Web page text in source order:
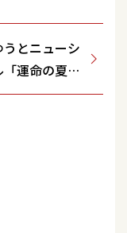
うとニューシ
「運命の夏」
！